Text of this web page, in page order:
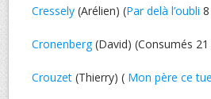
Cressely (Arélien) (Par delà l’oubli
Cronenberg(David) (Consumés
Crouzet (Thierry) ( Mon père ce